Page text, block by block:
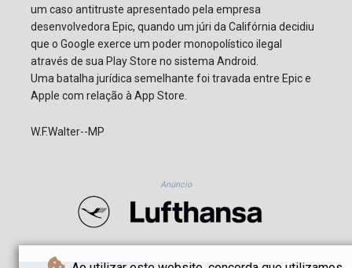
um caso antitruste apresentado pela empresa
desenvolvedora Epic, quando um júri da Califórnia decidiu
que o Google exerce um poder monopolístico ilegal
através de sua Play Store no sistema Android.
Uma batalha jurídica semelhante foi travada entre Epic e
Apple com relação à App Store.
W.F.Walter--MP
Anúncio